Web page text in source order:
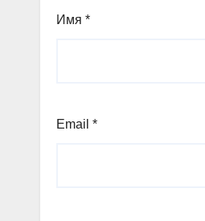
Имя *
Email *